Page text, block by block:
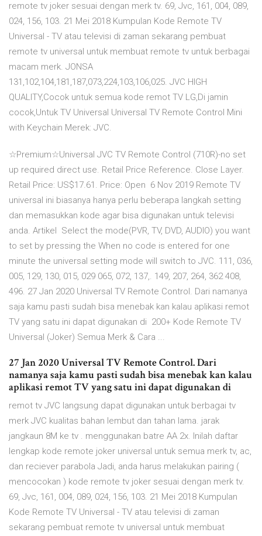
remote tv joker sesuai dengan merk tv. 69, Jvc, 161, 004, 089,
024, 156, 103. 21 Mei 2018 Kumpulan Kode Remote TV
Universal - TV atau televisi di zaman sekarang pembuat
remote tv universal untuk membuat remote tv untuk berbagai
macam merk. JONSA
131,102,104,181,187,073,224,103,106,025. JVC HIGH
QUALITY,Cocok untuk semua kode remot TV LG,Di jamin
cocok,Untuk TV Universal Universal TV Remote Control Mini
with Keychain Merek: JVC.
☆Premium☆Universal JVC TV Remote Control (710R)-no set
up required direct use. Retail Price Reference. Close Layer.
Retail Price: US$17.61. Price: Open 6 Nov 2019 Remote TV
universal ini biasanya hanya perlu beberapa langkah setting
dan memasukkan kode agar bisa digunakan untuk televisi
anda. Artikel Select the mode(PVR, TV, DVD, AUDIO) you want
to set by pressing the When no code is entered for one
minute the universal setting mode will switch to JVC. 111, 036,
005, 129, 130, 015, 029 065, 072, 137,. 149, 207, 264, 362 408,
496. 27 Jan 2020 Universal TV Remote Control. Dari namanya
saja kamu pasti sudah bisa menebak kan kalau aplikasi remot
TV yang satu ini dapat digunakan di 200+ Kode Remote TV
Universal (Joker) Semua Merk & Cara ...
27 Jan 2020 Universal TV Remote Control. Dari
namanya saja kamu pasti sudah bisa menebak kan kalau
aplikasi remot TV yang satu ini dapat digunakan di
remot tv JVC langsung dapat digunakan untuk berbagai tv
merk JVC kualitas bahan lembut dan tahan lama. jarak
jangkaun 8M ke tv . menggunakan batre AA 2x. Inilah daftar
lengkap kode remote joker universal untuk semua merk tv, ac,
dan reciever parabola Jadi, anda harus melakukan pairing (
mencocokan ) kode remote tv joker sesuai dengan merk tv.
69, Jvc, 161, 004, 089, 024, 156, 103. 21 Mei 2018 Kumpulan
Kode Remote TV Universal - TV atau televisi di zaman
sekarang pembuat remote tv universal untuk membuat